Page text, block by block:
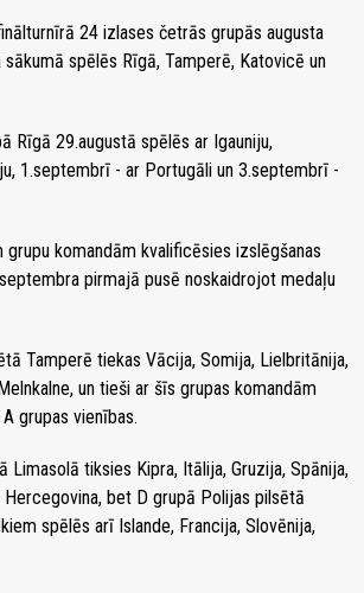
24 izlases četrās grupās augusta
spēlēs Rīgā, Tamperē, Katovicē un
Rīgā 29.augustā spēlēs ar Igauniju,
1.septembrī - ar Portugāli un 3.septembrī -
komandām kvalificēsies izslēgšanas
pirmajā pusē noskaidrojot medaļu
Tamperē tiekas Vācija, Somija, Lielbritānija,
un tieši ar šīs grupas komandām
grupas vienības.
Limasolā tiksies Kipra, Itālija, Gruzija, Spānija,
Hercegovina, bet D grupā Polijas pilsētā
spēlēs arī Islande, Francija, Slovēnija,